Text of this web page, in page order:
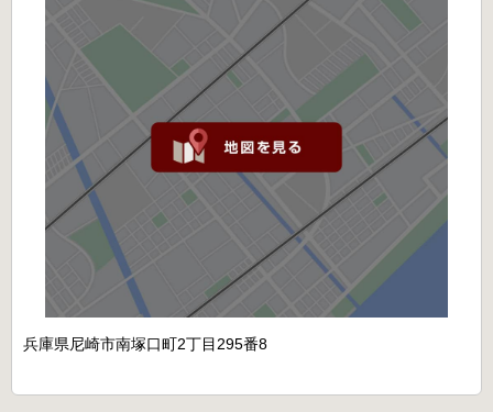
兵庫県尼崎市南塚口町2丁目295番8